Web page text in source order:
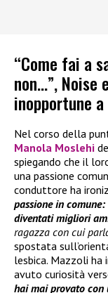
“Come fai a
non…”, Noise
inopportune
Nel corso della
Manola Moslehi
spiegando che il
una passione
conduttore ha
passione in
diventati migliori
ragazza con cui
spostata
lesbica. Mazzoli ha
avuto curiosità
hai mai provato con